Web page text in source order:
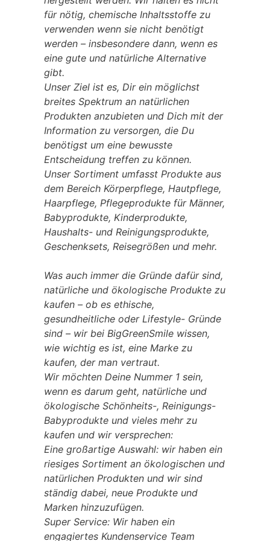
für nötig, chemische Inhaltsstoffe zu
verwenden wenn sie nicht benötigt
werden – insbesondere dann, wenn es
eine gute und natürliche Alternative
gibt.
Unser Ziel ist es, Dir ein möglichst
breites Spektrum an natürlichen
Produkten anzubieten und Dich mit der
Information zu versorgen, die Du
benötigst um eine bewusste
Entscheidung treffen zu können.
Unser Sortiment umfasst Produkte aus
dem Bereich Körperpflege, Hautpflege,
Haarpflege, Pflegeprodukte für Männer,
Babyprodukte, Kinderprodukte,
Haushalts- und Reinigungsprodukte,
Geschenksets, Reisegrößen und mehr.
Was auch immer die Gründe dafür sind,
natürliche und ökologische Produkte zu
kaufen – ob es ethische,
gesundheitliche oder Lifestyle- Gründe
sind – wir bei BigGreenSmile wissen,
wie wichtig es ist, eine Marke zu
kaufen, der man vertraut.
Wir möchten Deine Nummer 1 sein,
wenn es darum geht, natürliche und
ökologische Schönheits-, Reinigungs-
Babyprodukte und vieles mehr zu
kaufen und wir versprechen:
Eine großartige Auswahl: wir haben ein
riesiges Sortiment an ökologischen und
natürlichen Produkten und wir sind
ständig dabei, neue Produkte und
Marken hinzuzufügen.
Super Service: Wir haben ein
engagiertes Kundenservice Team